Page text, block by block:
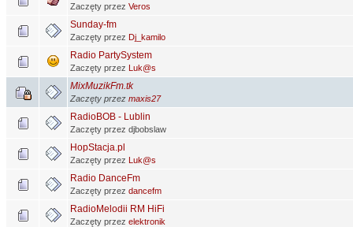
Zaczęty przez Veros
Sunday-fm
Zaczęty przez Dj_kamilo
Radio PartySystem
Zaczęty przez Luk@s
MixMuzikFm.tk
Zaczęty przez maxis27
RadioBOB - Lublin
Zaczęty przez djbobslaw
HopStacja.pl
Zaczęty przez Luk@s
Radio DanceFm
Zaczęty przez dancefm
RadioMelodii RM HiFi
Zaczęty przez elektronik